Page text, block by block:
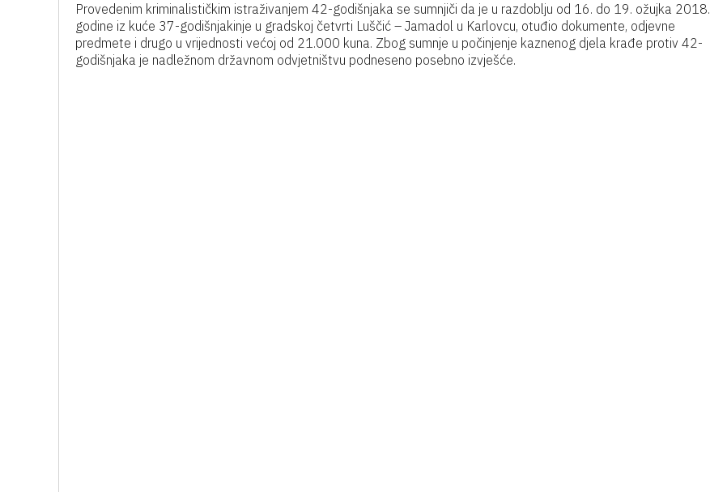
Provedenim kriminalističkim istraživanjem 42-godišnjaka se sumnjiči da je u razdoblju od 16. do 19. ožujka 2018.
godine iz kuće 37-godišnjakinje u gradskoj četvrti Luščić – Jamadol u Karlovcu, otuđio dokumente, odjevne
predmete i drugo u vrijednosti većoj od 21.000 kuna. Zbog sumnje u počinjenje kaznenog djela krađe protiv 42-
godišnjaka je nadležnom državnom odvjetništvu podneseno posebno izvješće.